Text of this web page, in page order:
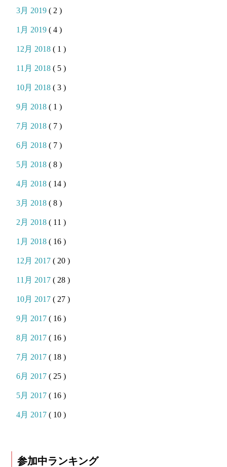
3月 2019( 2 )
1月 2019( 4 )
12月 2018( 1 )
11月 2018( 5 )
10月 2018( 3 )
9月 2018( 1 )
7月 2018( 7 )
6月 2018( 7 )
5月 2018( 8 )
4月 2018( 14 )
3月 2018( 8 )
2月 2018( 11 )
1月 2018( 16 )
12月 2017( 20 )
11月 2017( 28 )
10月 2017( 27 )
9月 2017( 16 )
8月 2017( 16 )
7月 2017( 18 )
6月 2017( 25 )
5月 2017( 16 )
4月 2017( 10 )
参加中ランキング